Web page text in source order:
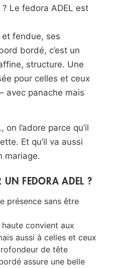
Le fedora ADEL est
fendue, ses
bordé, c’est un
structure. Une
pour celles et ceux
avec panache mais
on l’adore parce qu’il
Et qu’il va aussi
mariage.
UN FEDORA ADEL ?
présence sans être
convient aux
aussi à celles et ceux
de tête
assure une belle